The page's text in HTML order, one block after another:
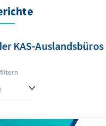
KAS-Auslandsbüros